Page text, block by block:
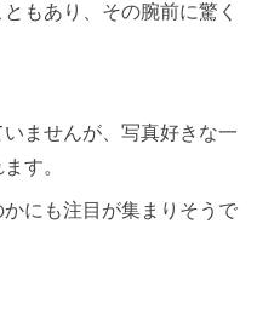
もあり、その腕前に驚く
ませんが、写真好きな一
す。
にも注目が集まりそうで